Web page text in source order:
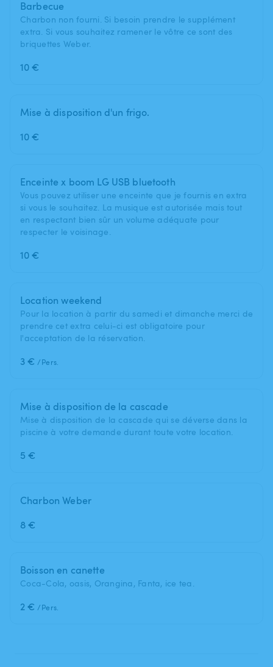
Barbecue
Charbon non fourni. Si besoin prendre le supplément
extra. Si vous souhaitez ramener le vôtre ce sont des
briquettes Weber.
10 €
Mise à disposition d'un frigo.
10 €
Enceinte x boom LG USB bluetooth
Vous pouvez utiliser une enceinte que je fournis en extra
si vous le souhaitez. La musique est autorisée mais tout
en respectant bien sûr un volume adéquate pour
respecter le voisinage.
10 €
Location weekend
Pour la location à partir du samedi et dimanche merci de
prendre cet extra celui-ci est obligatoire pour
l'acceptation de la réservation.
3 € /Pers.
Mise à disposition de la cascade
Mise à disposition de la cascade qui se déverse dans la
piscine à votre demande durant toute votre location.
5 €
Charbon Weber
8 €
Boisson en canette
Coca-Cola, oasis, Orangina, Fanta, ice tea.
2 € /Pers.